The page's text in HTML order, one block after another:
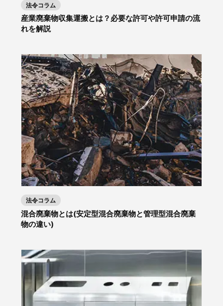
法令コラム
産業廃棄物収集運搬とは？必要な許可や許可申請の流
れを解説
法令コラム
混合廃棄物とは(安定型混合廃棄物と管理型混合廃棄
物の違い)